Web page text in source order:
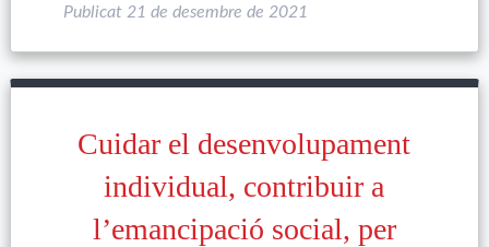
Publicat 21 de desembre de 2021
Cuidar el desenvolupament
individual, contribuir a
l’emancipació social, per